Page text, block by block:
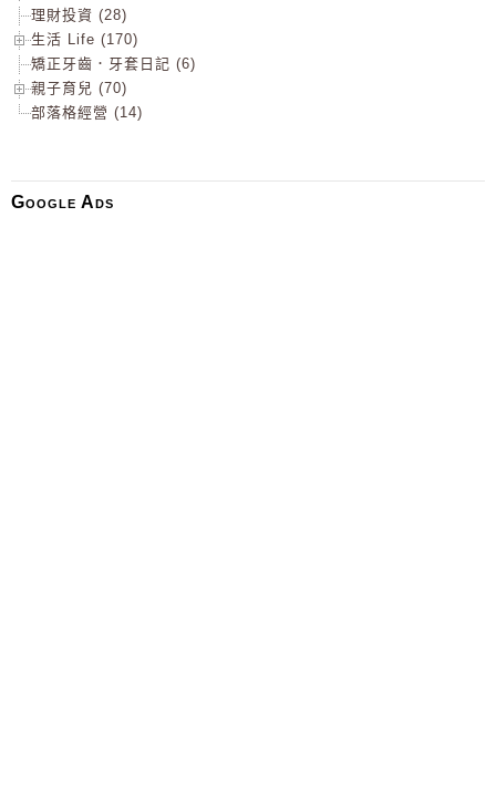
理財投資 (28)
生活 Life (170)
矯正牙齒．牙套日記 (6)
親子育兒 (70)
部落格經營 (14)
Google Ads